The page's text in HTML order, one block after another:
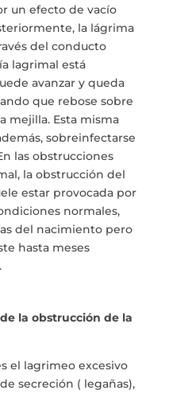
un efecto de vacío
la lágrima
del conducto
lagrimal está
avanzar y queda
que rebose sobre
mejilla. Esta misma
sobreinfectarse
las obstrucciones
la obstrucción del
estar provocada por
normales,
del nacimiento pero
hasta meses
la obstrucción de la
el lagrimeo excesivo
secreción ( legañas),